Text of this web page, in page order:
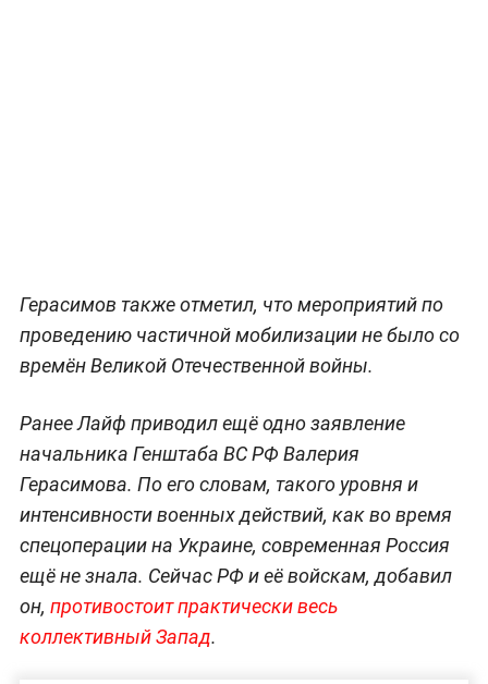
Герасимов также отметил, что мероприятий по
проведению частичной мобилизации не было со
времён Великой Отечественной войны.
Ранее Лайф приводил ещё одно заявление
начальника Генштаба ВС РФ Валерия
Герасимова. По его словам, такого уровня и
интенсивности военных действий, как во время
спецоперации на Украине, современная Россия
ещё не знала. Сейчас РФ и её войскам, добавил
он, противостоит практически весь
коллективный Запад.